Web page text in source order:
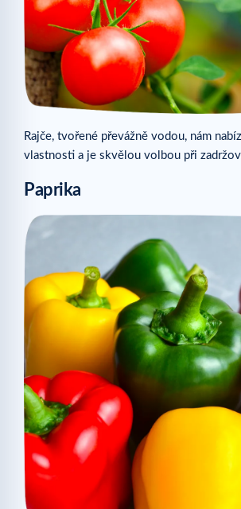
Rajče, tvořené převážně vodou, nám
vlastnosti a je skvělou volbou při
Paprika